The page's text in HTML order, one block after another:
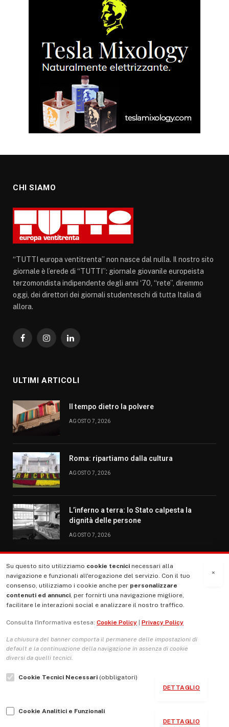
CHI SIAMO
“TUTTI europa ventitrenta” non nasce dal nulla. Il nostro sito
giornale è l’erede di “TUTTI”: giornale giovanile europeista
terzomondista indipendente degli anni ‘70, “rete”, diremmo
oggi, dei direttori dei giornali studenteschi di tutta Italia di
allora.
FacebookInstagramLinkedIn
ULTIMI ARTICOLI
Il tempo dietro la polvere
AGOSTO 7, 2026
Roma: ripartiamo dalla cultura
AGOSTO 7, 2026
L’inferno a terra: lo Stato calpesta la
dignità delle persone
AGOSTO 7, 2026
MENU
La Nostra Storia
Le Copertine
L’Associazione
Indirizzo Socio Politico Culturale
Guida per le autrici e gli autori
×
Su questo sito utilizziamo cookie tecnici necessari alla
navigazione e funzionali all'erogazione del servizio. Con il tuo
consenso, utilizziamo i cookie anche per personalizzare
contenuti ed annunci, per fornirti una navigazione migliore,
facilitare le interazioni social e analizzare il nostro traffico.
Consulta l'informativa estesa: Cookie Policy Privacy Policy
La chiusura del banner comporta il permanere delle impostazioni di
default e la continuazione della navigazione in assenza di cookie
diversi da quelli tecnici.
Cookie Tecnici Necessari (obbligatori)
DETTAGLIO
Cookie Analitici e Funzionali
DETTAGLIO